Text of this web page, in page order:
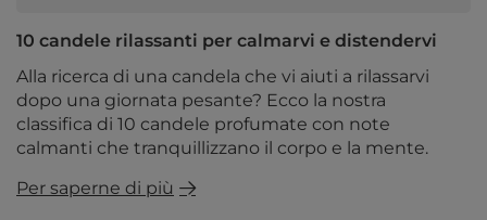
10 candele rilassanti per calmarvi e distendervi
Alla ricerca di una candela che vi aiuti a rilassarvi
dopo una giornata pesante? Ecco la nostra
classifica di 10 candele profumate con note
calmanti che tranquillizzano il corpo e la mente.
Per saperne di più